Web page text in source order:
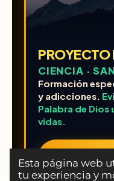
Esta página web
tu experiencia y
PROYECTO
CIENCIA ·
Formación
y adicciones.
Palabra de Dios
vidas.
FORMARSE